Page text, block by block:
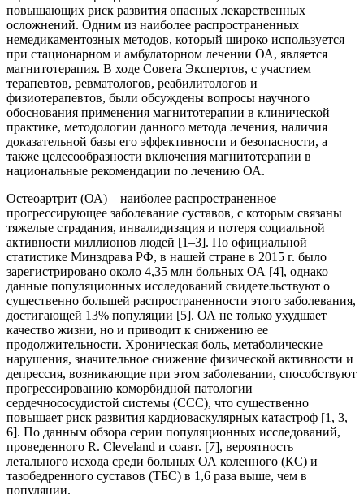
повышающих риск развития опасных лекарственных
осложнений. Одним из наиболее распространенных
немедикаментозных методов, который широко используется
при стационарном и амбулаторном лечении ОА, является
магнитотерапия. В ходе Совета Экспертов, с участием
терапевтов, ревматологов, реабилитологов и
физиотерапевтов, были обсуждены вопросы научного
обоснования применения магнитотерапии в клинической
практике, методологии данного метода лечения, наличия
доказательной базы его эффективности и безопасности, а
также целесообразности включения магнитотерапии в
национальные рекомендации по лечению ОА.
Остеоартрит (ОА) – наиболее распространенное
прогрессирующее заболевание суставов, с которым связаны
тяжелые страдания, инвалидизация и потеря социальной
активности миллионов людей [1–3]. По официальной
статистике Минздрава РФ, в нашей стране в 2015 г. было
зарегистрировано около 4,35 млн больных ОА [4], однако
данные популяционных исследований свидетельствуют о
существенно большей распространенности этого заболевания,
достигающей 13% популяции [5]. ОА не только ухудшает
качество жизни, но и приводит к снижению ее
продолжительности. Хроническая боль, метаболические
нарушения, значительное снижение физической активности и
депрессия, возникающие при этом заболевании, способствуют
прогрессированию коморбидной патологии
сердечнососудистой системы (ССС), что существенно
повышает риск развития кардиоваскулярных катастроф [1, 3,
6]. По данным обзора серии популяционных исследований,
проведенного R. Cleveland и соавт. [7], вероятность
летального исхода среди больных ОА коленного (КС) и
тазобедренного суставов (ТБС) в 1,6 раза выше, чем в
популяции.